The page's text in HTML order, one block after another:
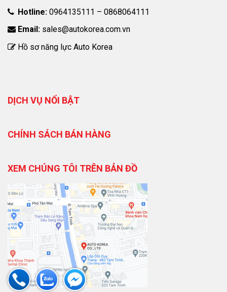
Hotline: 0964135111 – 0868064111
Email: sales@autokorea.com.vn
Hồ sơ năng lực Auto Korea
DỊCH VỤ NỔI BẬT
CHÍNH SÁCH BÁN HÀNG
XEM CHÚNG TÔI TRÊN BẢN ĐỒ